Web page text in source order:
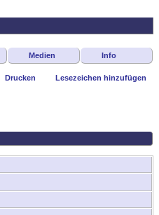
Medien Info
Drucken Lesezeichen hinzufügen